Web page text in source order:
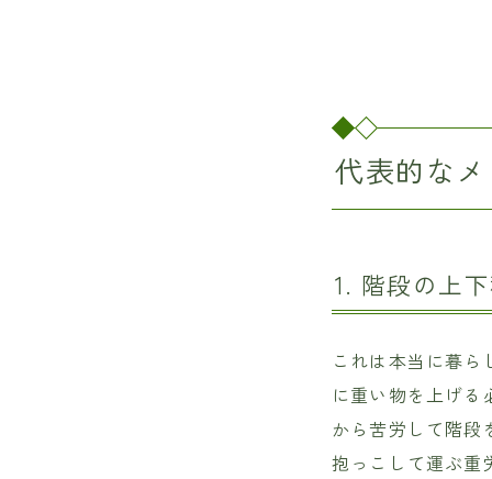
代表的な
1. 階段の上
これは本当に暮
に重い物を上げ
から苦労して階段
抱っこして運ぶ重